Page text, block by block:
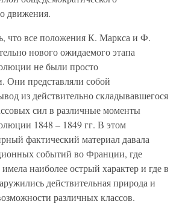
движения.
что все положения К. Маркса и Ф.
нового ожидаемого этапа
не были просто
Они представляли собой
из действительно складывавшегося
сил в различные моменты
1848 – 1849 гг. В этом
фактический материал давала
событий во Франции, где
имела наиболее острый характер и где в
действительная природа и
различных классов.